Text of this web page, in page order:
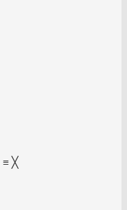
≡ ╳